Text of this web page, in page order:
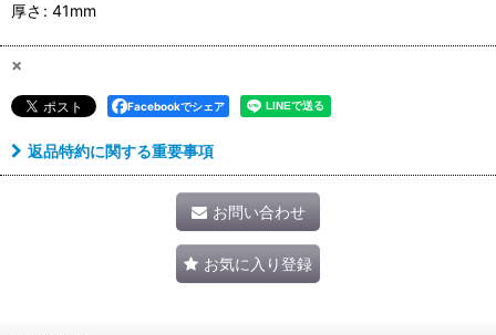
厚さ : 41mm
×
Facebookでシェア
返品特約に関する重要事項
お問い合わせ
お気に入り登録